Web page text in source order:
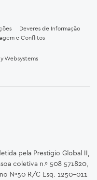
Deveres de Informação
e Conflitos
Websystems
pela Prestigio Global II,
coletiva n.º 508 571820,
Nº50 R/C Esq. 1250-011